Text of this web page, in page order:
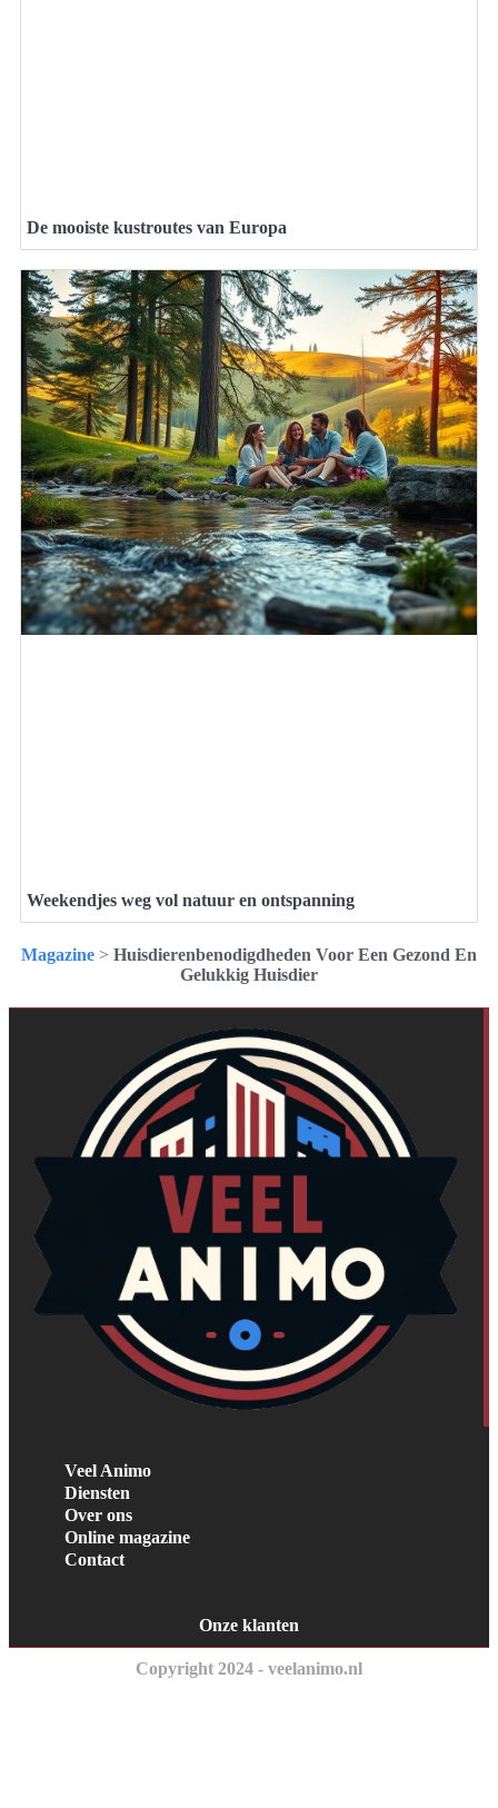
De mooiste kustroutes van Europa
Weekendjes weg vol natuur en ontspanning
Magazine > Huisdierenbenodigdheden Voor Een Gezond En
Gelukkig Huisdier
Veel Animo
Diensten
Over ons
Online magazine
Contact
Onze klanten
Copyright 2024 - veelanimo.nl